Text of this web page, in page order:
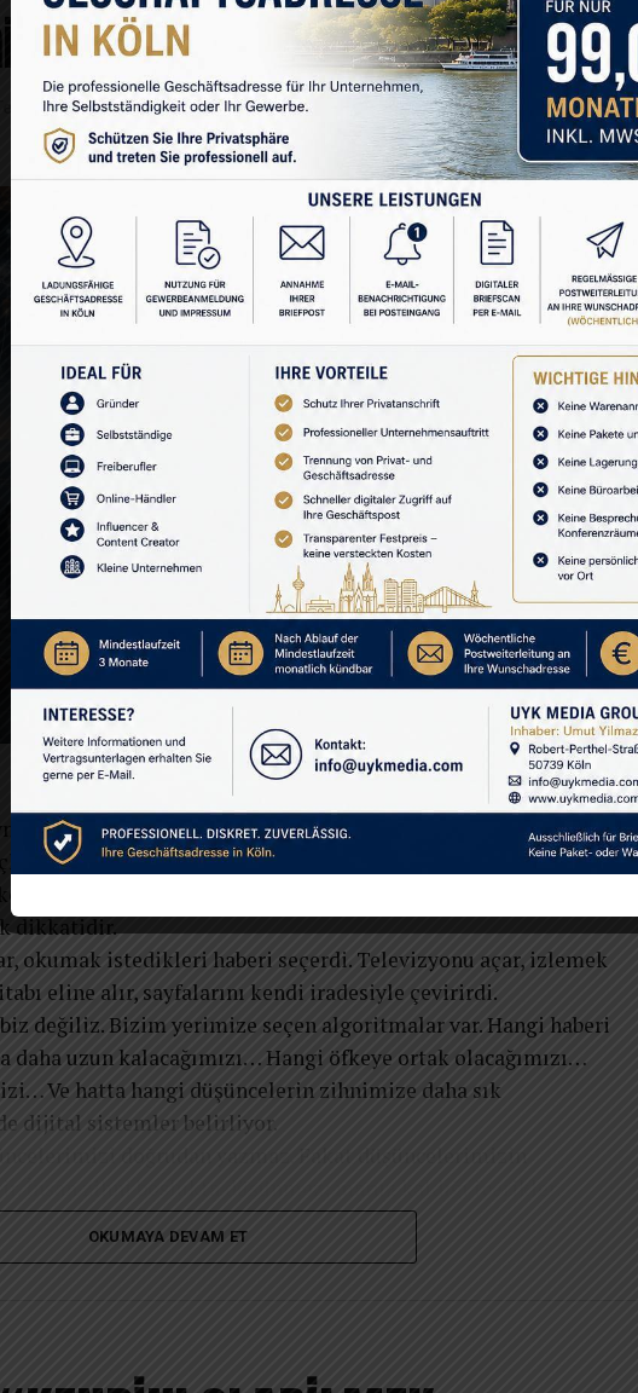
Zihnimizi Kim Yönetiyor?
2026
petrol değil, insanın dikkatidir.”
şirketleri petrolü kontrol ediyordu. Bugün ise dünyanın en
ediyor. Çünkü çağımızın en değerli sermayesi para
dikkatidir.
okumak istedikleri haberi seçerdi. Televizyonu açar, izlemek
eline alır, sayfalarını kendi iradesiyle çevirirdi.
biz değiliz. Bizim yerimize seçen algoritmalar var. Hangi haberi
uzun kalacağımızı… Hangi öfkeye ortak olacağımızı…
Ve hatta hangi düşüncelerin zihnimize daha sık
dijital sistemler belirliyor.
karşılaştığı duygusal uyaranlar zamanla onun gerçeklik
biri, dünyanın yalnızca tehlikelerden ibaret olduğuna
hayatlar gören biri, kendi yaşamını eksik
OKUMAYA DEVAM ET